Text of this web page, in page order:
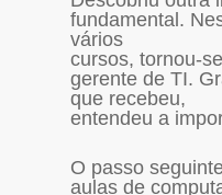
fundamental.
vários
cursos, tornou-
gerente de TI.
que recebeu,
entendeu a
O passo
aulas de